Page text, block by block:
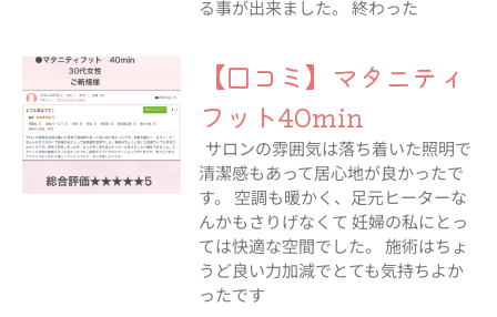
る事が出来ました。 終わった
【口コミ】マタニティ
フット40min
サロンの雰囲気は落ち着いた照明で
清潔感もあって居心地が良かったで
す。 空調も暖かく、足元ヒーターな
んかもさりげなくて 妊婦の私にとっ
ては快適な空間でした。 施術はちょ
うど良い力加減でとても気持ちよか
ったです